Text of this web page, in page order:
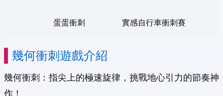
蛋蛋衝刺 實感自行車衝刺賽
幾何衝刺遊戲介紹
幾何衝刺：指尖上的極速旋律，挑戰地心引力的節奏神
作！